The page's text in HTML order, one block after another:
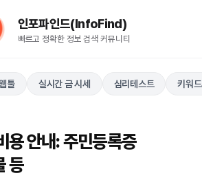
인포파인드(InfoFind)​​​​
빠르고 정확한 정보 검색 커뮤니티
툴 실시간 금 시세 심리테스트 키워
용 안내: 주민등록증
등